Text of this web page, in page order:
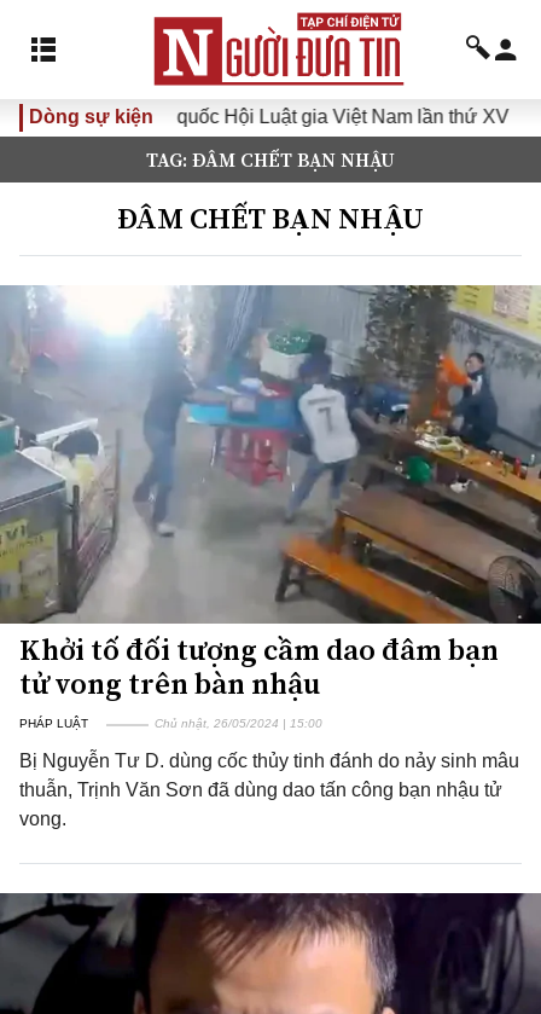
Dòng sự kiện
Hội Luật gia Việt Nam lần thứ XV Chiến dịch 500
TAG: ĐÂM CHẾT BẠN NHẬU
ĐÂM CHẾT BẠN NHẬU
Khởi tố đối tượng cầm dao đâm bạn
tử vong trên bàn nhậu
PHÁP LUẬT Chủ nhật, 26/05/2024 | 15:00
Bị Nguyễn Tư D. dùng cốc thủy tinh đánh do nảy sinh mâu
thuẫn, Trịnh Văn Sơn đã dùng dao tấn công bạn nhậu tử
vong.